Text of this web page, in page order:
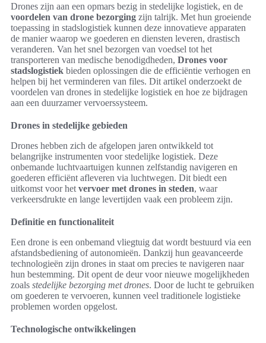
Drones zijn aan een opmars bezig in stedelijke logistiek, en de
voordelen van drone bezorging zijn talrijk. Met hun groeiende
toepassing in stadslogistiek kunnen deze innovatieve apparaten
de manier waarop we goederen en diensten leveren, drastisch
veranderen. Van het snel bezorgen van voedsel tot het
transporteren van medische benodigdheden, Drones voor
stadslogistiek bieden oplossingen die de efficiëntie verhogen en
helpen bij het verminderen van files. Dit artikel onderzoekt de
voordelen van drones in stedelijke logistiek en hoe ze bijdragen
aan een duurzamer vervoerssysteem.
Drones in stedelijke gebieden
Drones hebben zich de afgelopen jaren ontwikkeld tot
belangrijke instrumenten voor stedelijke logistiek. Deze
onbemande luchtvaartuigen kunnen zelfstandig navigeren en
goederen efficiënt afleveren via luchtwegen. Dit biedt een
uitkomst voor het vervoer met drones in steden, waar
verkeersdrukte en lange levertijden vaak een probleem zijn.
Definitie en functionaliteit
Een drone is een onbemand vliegtuig dat wordt bestuurd via een
afstandsbediening of autonomieën. Dankzij hun geavanceerde
technologieën zijn drones in staat om precies te navigeren naar
hun bestemming. Dit opent de deur voor nieuwe mogelijkheden
zoals stedelijke bezorging met drones. Door de lucht te gebruiken
om goederen te vervoeren, kunnen veel traditionele logistieke
problemen worden opgelost.
Technologische ontwikkelingen